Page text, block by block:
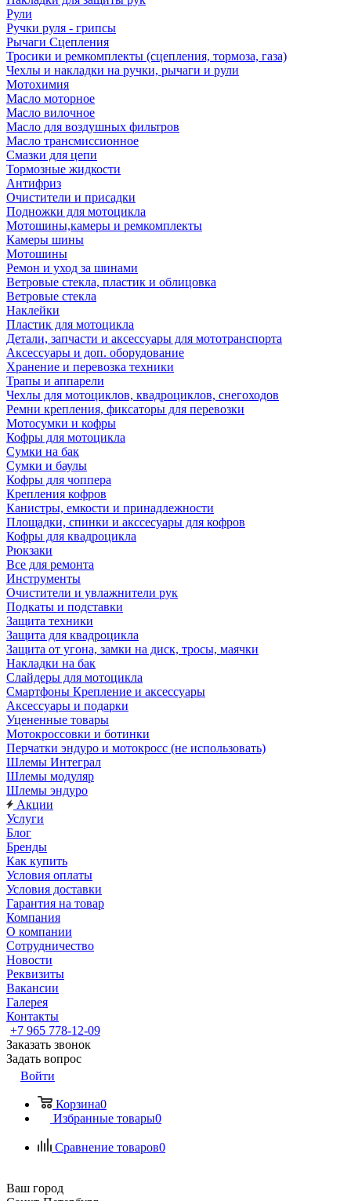
Рули
Ручки руля - грипсы
Рычаги Сцепления
Тросики и ремкомплекты (сцепления, тормоза, газа)
Чехлы и накладки на ручки, рычаги и рули
Мотохимия
Масло моторное
Масло вилочное
Масло для воздушных фильтров
Масло трансмиссионное
Смазки для цепи
Тормозные жидкости
Антифриз
Очистители и присадки
Подножки для мотоцикла
Мотошины,камеры и ремкомплекты
Камеры шины
Мотошины
Ремон и уход за шинами
Ветровые стекла, пластик и облицовка
Ветровые стекла
Наклейки
Пластик для мотоцикла
Детали, запчасти и аксессуары для мототранспорта
Аксессуары и доп. оборудование
Хранение и перевозка техники
Трапы и аппарели
Чехлы для мотоциклов, квадроциклов, снегоходов
Ремни крепления, фиксаторы для перевозки
Мотосумки и кофры
Кофры для мотоцикла
Сумки на бак
Сумки и баулы
Кофры для чоппера
Крепления кофров
Канистры, емкости и принадлежности
Площадки, спинки и акссесуары для кофров
Кофры для квадроцикла
Рюкзаки
Все для ремонта
Инструменты
Очистители и увлажнители рук
Подкаты и подставки
Защита техники
Защита для квадроцикла
Защита от угона, замки на диск, тросы, маячки
Накладки на бак
Слайдеры для мотоцикла
Смартфоны Крепление и аксессуары
Аксессуары и подарки
Уцененные товары
Мотокроссовки и ботинки
Перчатки эндуро и мотокросс (не использовать)
Шлемы Интеграл
Шлемы модуляр
Шлемы эндуро
Акции
Услуги
Блог
Бренды
Как купить
Условия оплаты
Условия доставки
Гарантия на товар
Компания
О компании
Сотрудничество
Новости
Реквизиты
Вакансии
Галерея
Контакты
+7 965 778-12-09
Заказать звонок
Задать вопрос
Войти
Корзина0
Избранные товары0
Сравнение товаров0
Ваш город